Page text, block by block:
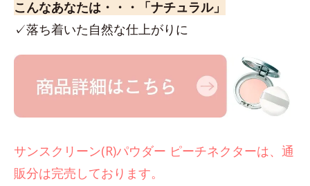
こんなあなたは・・・「ナチュラル」
✓落ち着いた自然な仕上がりに
サンスクリーン(R)パウダー ピーチネクターは、通
販分は完売しております。